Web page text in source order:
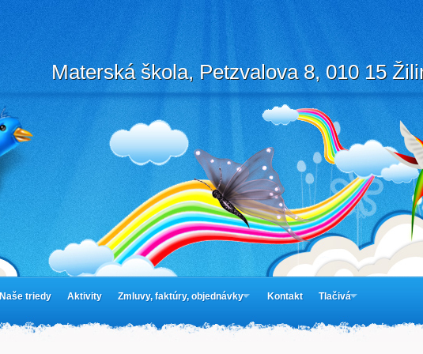
Materská škola, Petzvalova 8, 010 15
Naše triedy Aktivity Zmluvy, faktúry, objednávky Kontakt Tlačivá